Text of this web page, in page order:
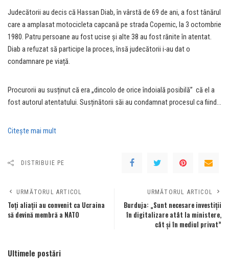
Judecătorii au decis că Hassan Diab, în vârstă de 69 de ani, a fost tânărul
care a amplasat motocicleta capcană pe strada Copernic, la 3 octombrie
1980. Patru persoane au fost ucise și alte 38 au fost rănite în atentat.
Diab a refuzat să participe la proces, însă judecătorii i-au dat o
condamnare pe viață.
Procurorii au susținut că era „dincolo de orice îndoială posibilă” că el a
fost autorul atentatului. Susținătorii săi au condamnat procesul ca fiind…
Citeşte mai mult
DISTRIBUIE PE
URMĂTORUL ARTICOL
Toți aliații au convenit ca Ucraina
să devină membră a NATO
URMĂTORUL ARTICOL
Burduja: „Sunt necesare investiţii
în digitalizare atât la ministere,
cât şi în mediul privat”
Ultimele postări